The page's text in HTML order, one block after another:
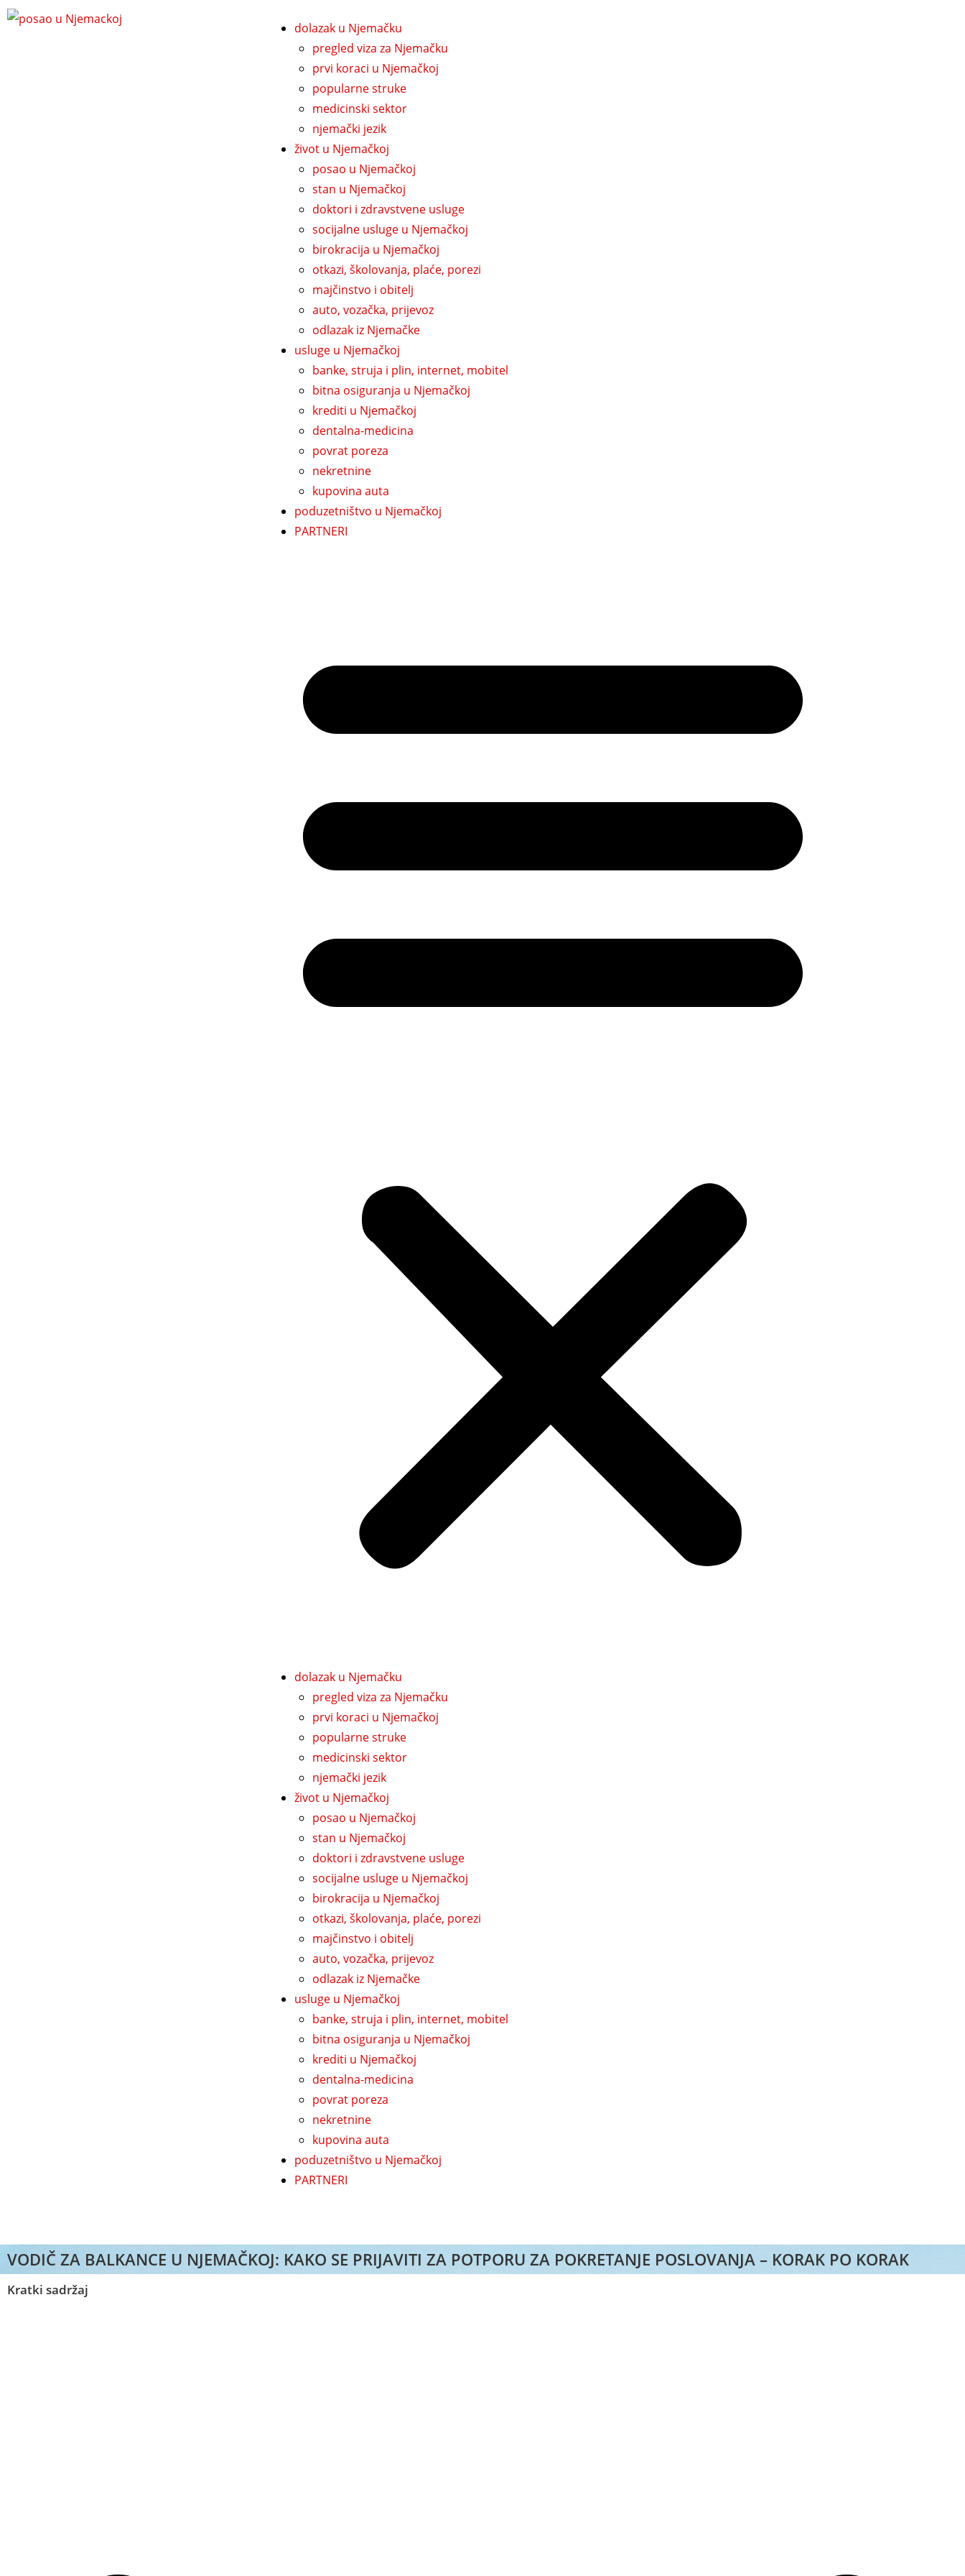
dolazak u Njemačku
pregled viza za Njemačku
prvi koraci u Njemačkoj
popularne struke
medicinski sektor
njemački jezik
život u Njemačkoj
posao u Njemačkoj
stan u Njemačkoj
doktori i zdravstvene usluge
socijalne usluge u Njemačkoj
birokracija u Njemačkoj
otkazi, školovanja, plaće, porezi
majčinstvo i obitelj
auto, vozačka, prijevoz
odlazak iz Njemačke
usluge u Njemačkoj
banke, struja i plin, internet, mobitel
bitna osiguranja u Njemačkoj
krediti u Njemačkoj
dentalna-medicina
povrat poreza
nekretnine
kupovina auta
poduzetništvo u Njemačkoj
PARTNERI
dolazak u Njemačku
pregled viza za Njemačku
prvi koraci u Njemačkoj
popularne struke
medicinski sektor
njemački jezik
život u Njemačkoj
posao u Njemačkoj
stan u Njemačkoj
doktori i zdravstvene usluge
socijalne usluge u Njemačkoj
birokracija u Njemačkoj
otkazi, školovanja, plaće, porezi
majčinstvo i obitelj
auto, vozačka, prijevoz
odlazak iz Njemačke
usluge u Njemačkoj
banke, struja i plin, internet, mobitel
bitna osiguranja u Njemačkoj
krediti u Njemačkoj
dentalna-medicina
povrat poreza
nekretnine
kupovina auta
poduzetništvo u Njemačkoj
PARTNERI
VODIČ ZA BALKANCE U NJEMAČKOJ: KAKO SE PRIJAVITI ZA POTPORU ZA POKRETANJE POSLOVANJA – KORAK PO KORAK
Kratki sadržaj